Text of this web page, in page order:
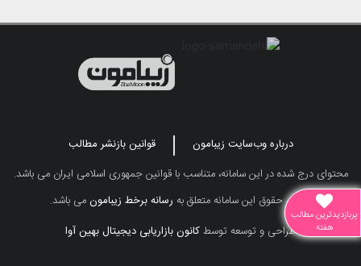
درباره وب‌سایت زیبامون
قوانین بازنشر مطالب
محتوای درج شده در این سامانه، متناسب با قوانین جمهوری اسلامی ایران می باشد.
تمامی حقوق این سامانه متعلق به رسانه برخط زیبامونمی باشد.
طراحی و توسعه توسطکانون بازاریابی دیجیتال بهین آوا
پربازدیدترین مطالب
هفته